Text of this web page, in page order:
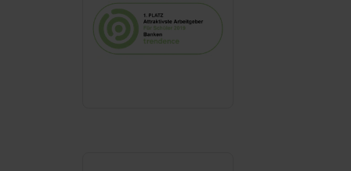
Dienste, ggfs. mit Sitz in den USA, übermittelt werden.
Eine Erlaubnis hierfür kannst du auch später noch im
Einzelfall bei dem jeweiligen Inhalt erteilen. Willst du nur